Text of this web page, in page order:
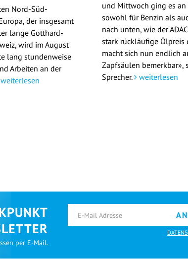
Nord-Süd-
der insgesamt
lange Gotthard-
wird im August
lang stundenweise
Arbeiten an der
und Mittwoch ging es
sowohl für Benzin als
nach unten, wie der
stark rückläufige Ölpreis
macht sich nun endlich
Zapfsäulen bemerkbar»,
Sprecher. weiterlesen
per E-Mail.